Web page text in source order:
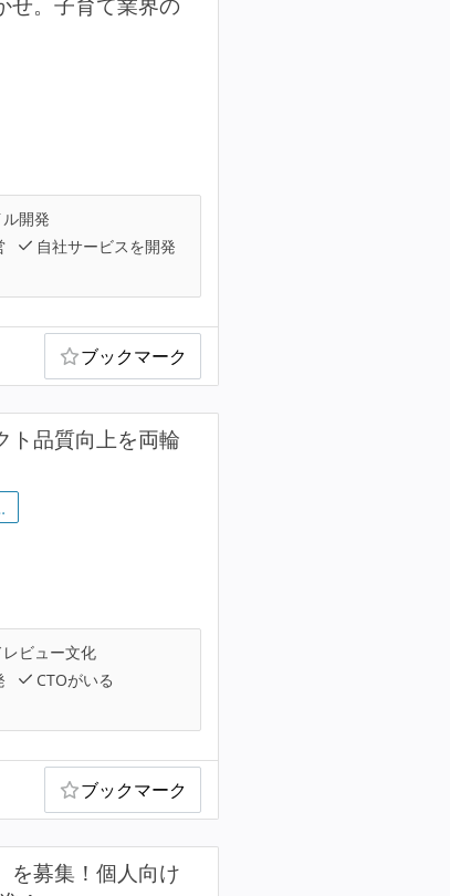
開発
自社サービスを開発
ブックマーク
ト品質向上を両輪
レビュー文化
CTOがいる
ブックマーク
を募集！個人向け